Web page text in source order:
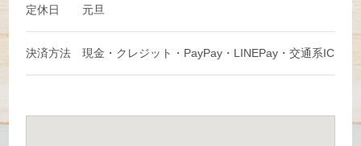
定休日 元旦
決済方法 現金・クレジット・PayPay・LINEPay・交通系ICカ